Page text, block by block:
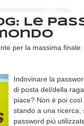
Le
per la massima
Indovinare la
di posta del/della
piace? Non è poi
stando a una ricerca,
password più